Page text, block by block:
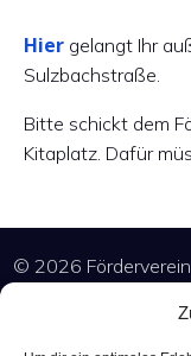
Hier gelangt Ihr
Sulzbachstraße.
Bitte schickt dem
Kitaplatz. Dafür
© 2026